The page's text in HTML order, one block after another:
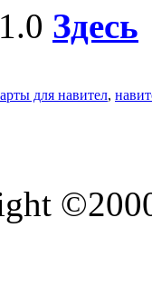
Здесь
для навител,